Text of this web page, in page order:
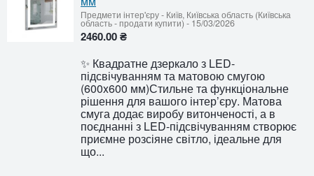
Предмети інтер'єру- Київ, Київська область (Київська
область - продати купити)- 15/03/2026
2460.00 ₴
✨ Квадратне дзеркало з LED-
підсвічуванням та матовою смугою
(600x600 мм)Стильне та функціональне
рішення для вашого інтер’єру. Матова
смуга додає виробу витонченості, а в
поєднанні з LED-підсвічуванням створює
приємне розсіяне світло, ідеальне для
що...